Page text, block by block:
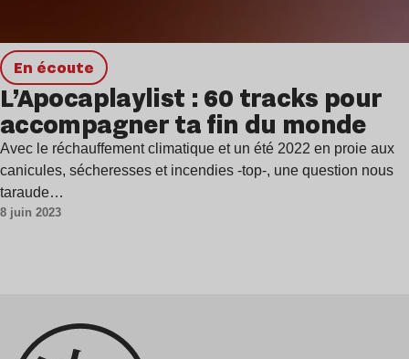
en écoute
L’Apocaplaylist : 60 tracks pour
accompagner ta fin du monde
Avec le réchauffement climatique et un été 2022 en proie aux
canicules, sécheresses et incendies -top-, une question nous
taraude…
8 juin 2023